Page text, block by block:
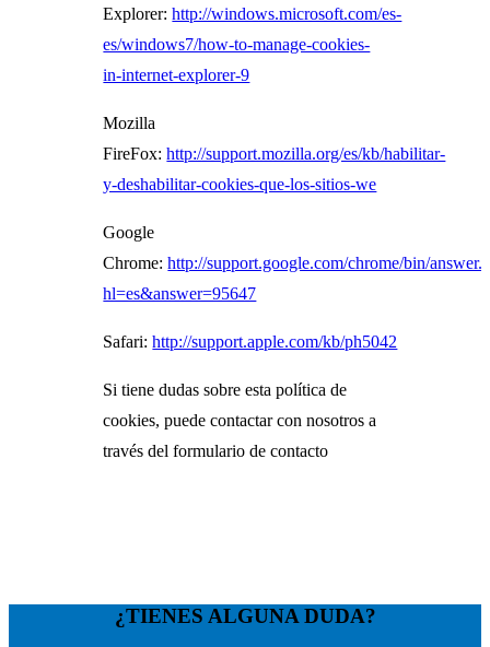
Explorer:http://windows.microsoft.com/es-
es/windows7/how-to-manage-cookies-
in-internet-explorer-9
Mozilla
FireFox:http://support.mozilla.org/es/kb/habilitar-
y-deshabilitar-cookies-que-los-sitios-we
Google
Chrome:http://support.google.com/chrome/bin/
hl=es&answer=95647
Safari:http://support.apple.com/kb/ph5042
Si tiene dudas sobre esta política de
cookies, puede contactar con nosotros a
través del formulario de contacto
¿TIENES ALGUNA DUDA?